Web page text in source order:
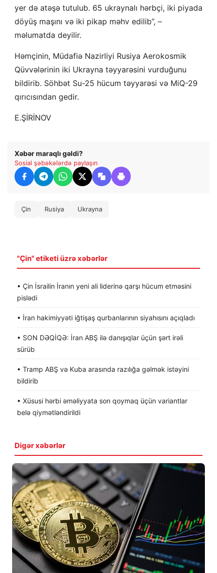
yer də atəşə tutulub. 65 ukraynalı hərbçi, iki piyada
döyüş maşını və iki pikap məhv edilib”, –
məlumatda deyilir.
Həmçinin, Müdafiə Nazirliyi Rusiya Aerokosmik
Qüvvələrinin iki Ukrayna təyyarəsini vurduğunu
bildirib. Söhbət Su-25 hücum təyyarəsi və MiQ-29
qırıcısından gedir.
E.ŞİRİNOV
Xəbər maraqlı gəldi?
Sosial şəbəkələrdə paylaşın
Çin Rusiya Ukrayna
"Çin" etiketi üzrə xəbərlər
• Çin İsrailin İranın yeni ali liderinə qarşı hücum etməsini
pislədi
• İran hakimiyyəti iğtişaş qurbanlarının siyahısını açıqladı
• SON DƏQİQƏ: İran ABŞ ilə danışıqlar üçün şərt irəli
sürüb
• Tramp ABŞ və Kuba arasında razılığa gəlmək istəyini
bildirib
• Xüsusi hərbi əməliyyata son qoymaq üçün variantlar
belə qiymətləndirildi
Digər xəbərlər